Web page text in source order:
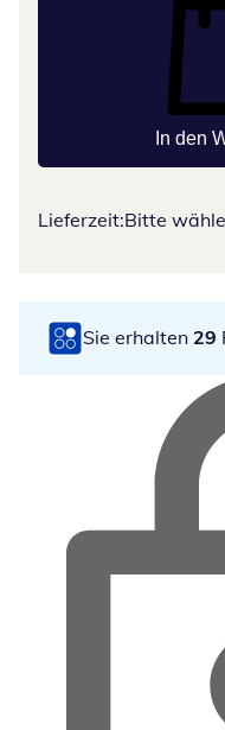
In den
Lieferzeit:Bitte
Sie erhalten 29